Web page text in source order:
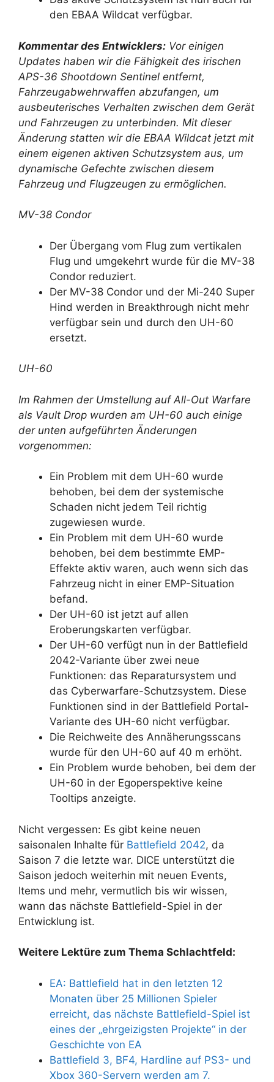
den EBAA Wildcat verfügbar.
Kommentar des Entwicklers: Vor einigen
Updates haben wir die Fähigkeit des irischen
APS-36 Shootdown Sentinel entfernt,
Fahrzeugabwehrwaffen abzufangen, um
ausbeuterisches Verhalten zwischen dem Gerät
und Fahrzeugen zu unterbinden. Mit dieser
Änderung statten wir die EBAA Wildcat jetzt mit
einem eigenen aktiven Schutzsystem aus, um
dynamische Gefechte zwischen diesem
Fahrzeug und Flugzeugen zu ermöglichen.
MV-38 Condor
Der Übergang vom Flug zum vertikalen
Flug und umgekehrt wurde für die MV-38
Condor reduziert.
Der MV-38 Condor und der Mi-240 Super
Hind werden in Breakthrough nicht mehr
verfügbar sein und durch den UH-60
ersetzt.
UH-60
Im Rahmen der Umstellung auf All-Out Warfare
als Vault Drop wurden am UH-60 auch einige
der unten aufgeführten Änderungen
vorgenommen:
Ein Problem mit dem UH-60 wurde
behoben, bei dem der systemische
Schaden nicht jedem Teil richtig
zugewiesen wurde.
Ein Problem mit dem UH-60 wurde
behoben, bei dem bestimmte EMP-
Effekte aktiv waren, auch wenn sich das
Fahrzeug nicht in einer EMP-Situation
befand.
Der UH-60 ist jetzt auf allen
Eroberungskarten verfügbar.
Der UH-60 verfügt nun in der Battlefield
2042-Variante über zwei neue
Funktionen: das Reparatursystem und
das Cyberwarfare-Schutzsystem. Diese
Funktionen sind in der Battlefield Portal-
Variante des UH-60 nicht verfügbar.
Die Reichweite des Annäherungsscans
wurde für den UH-60 auf 40 m erhöht.
Ein Problem wurde behoben, bei dem der
UH-60 in der Egoperspektive keine
Tooltips anzeigte.
Nicht vergessen: Es gibt keine neuen
saisonalen Inhalte für Battlefield 2042, da
Saison 7 die letzte war. DICE unterstützt die
Saison jedoch weiterhin mit neuen Events,
Items und mehr, vermutlich bis wir wissen,
wann das nächste Battlefield-Spiel in der
Entwicklung ist.
Weitere Lektüre zum Thema Schlachtfeld:
EA: Battlefield hat in den letzten 12
Monaten über 25 Millionen Spieler
erreicht, das nächste Battlefield-Spiel ist
eines der „ehrgeizigsten Projekte“ in der
Geschichte von EA
Battlefield 3, BF4, Hardline auf PS3- und
Xbox 360-Servern werden am 7.